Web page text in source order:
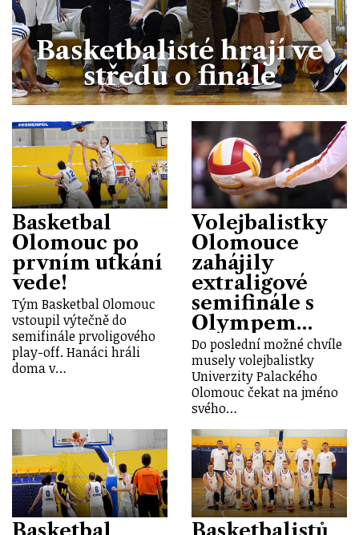
Basketbalisté hrají ve
středu o finále
Basketbal
Olomouc po
prvním utkání
vede!
Tým Basketbal Olomouc
vstoupil výtečně do
semifinále prvoligového
play-off. Hanáci hráli
doma v…
Volejbalistky
Olomouce
zahájily
extraligové
semifinále s
Olympem…
Do poslední možné chvíle
musely volejbalistky
Univerzity Palackého
Olomouc čekat na jméno
svého…